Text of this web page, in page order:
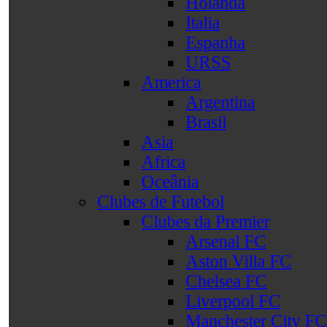
Italia
Espanha
URSS
America
Argentina
Brasil
Asia
Africa
Oceânia
Clubes de Futebol
Clubes da Premier
Arsenal FC
Aston Villa FC
Chelsea FC
Liverpool FC
Manchester City FC